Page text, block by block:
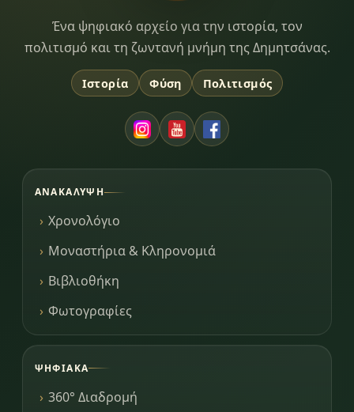
Dimitsana.gr
Ένα ψηφιακό αρχείο για την ιστορία, τον
πολιτισμό και τη ζωντανή μνήμη της Δημητσάνας.
Ιστορία Φύση Πολιτισμός
ΑΝΑΚΆΛΥΨΗ
Χρονολόγιο
Μοναστήρια & Κληρονομιά
Βιβλιοθήκη
Φωτογραφίες
ΨΗΦΙΑΚΆ
360° Διαδρομή